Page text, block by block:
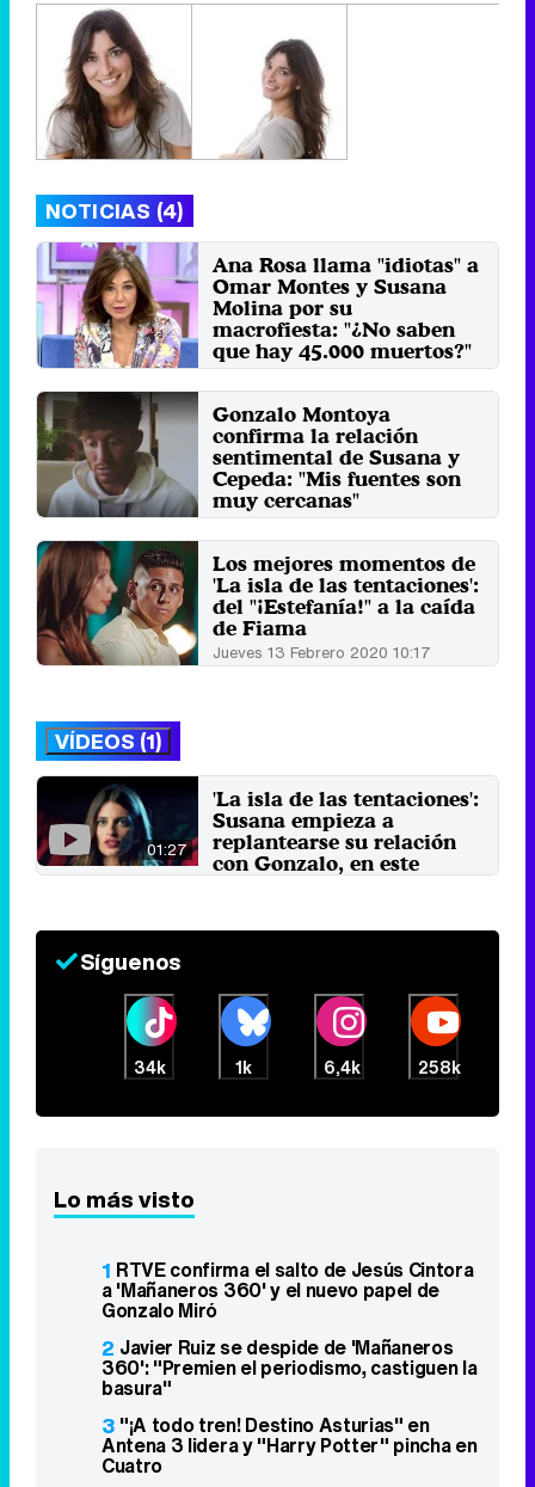
NOTICIAS (4)
Ana Rosa llama "idiotas" a
Omar Montes y Susana
Molina por su
macrofiesta: "¿No saben
que hay 45.000 muertos?"
Lunes 15 Junio 2020 18:36
Gonzalo Montoya
confirma la relación
sentimental de Susana y
Cepeda: "Mis fuentes son
muy cercanas"
Lunes 23 Marzo 2020 13:05
Los mejores momentos de
'La isla de las tentaciones':
del "¡Estefanía!" a la caída
de Fiama
Jueves 13 Febrero 2020 10:17
VÍDEOS (1)
01:27
'La isla de las tentaciones':
Susana empieza a
replantearse su relación
con Gonzalo, en este
Síguenos
34k 1k 6,4k 258k
Lo más visto
1 RTVE confirma el salto de Jesús Cintora
a 'Mañaneros 360' y el nuevo papel de
Gonzalo Miró
2 Javier Ruiz se despide de 'Mañaneros
360': "Premien el periodismo, castiguen la
basura"
3 "¡A todo tren! Destino Asturias" en
Antena 3 lidera y "Harry Potter" pincha en
Cuatro